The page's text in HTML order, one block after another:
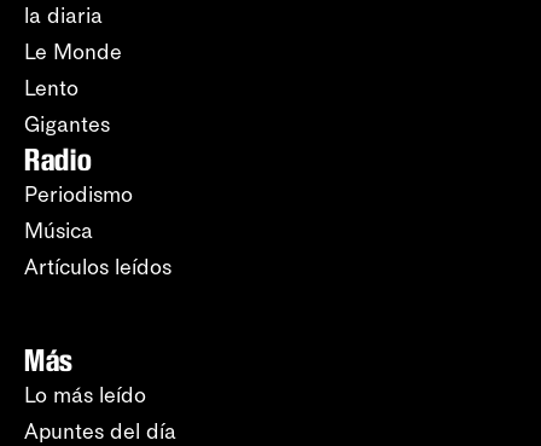
la diaria
Le Monde
Lento
Gigantes
Radio
Periodismo
Música
Artículos leídos
Más
Lo más leído
Apuntes del día